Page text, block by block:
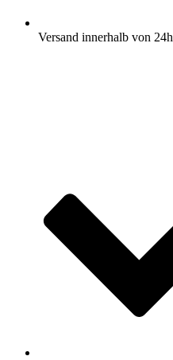
Versand innerhalb von 24h